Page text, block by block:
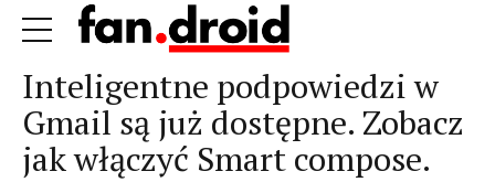
Inteligentne podpowiedzi w
Gmail są już dostępne. Zobacz
jak włączyć Smart compose.